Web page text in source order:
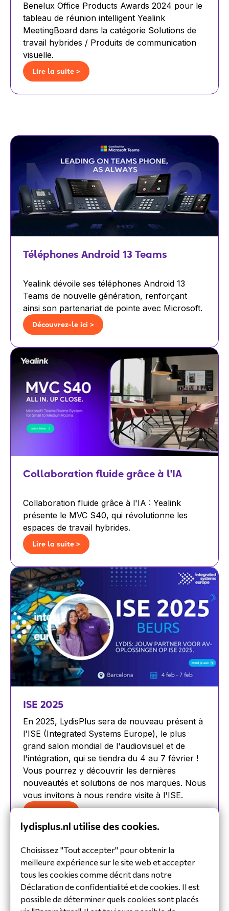
Benelux Office Products Awards 2024 pour le
tableau de réunion intelligent Yealink
MeetingBoard dans la catégorie Solutions de
travail hybrides / Produits de communication
visuelle.
Lire la suite >
Téléphones Android 13 Teams
Yealink dévoile ses téléphones Android 13
Teams de nouvelle génération, renforçant
ainsi son partenariat de pointe avec Microsoft.
Découvrez-le ici >
Collaboration fluide grâce à l'IA
Collaboration fluide grâce à l'IA : Yealink
présente le MVC S40, qui révolutionne les
espaces de travail hybrides.
Lire la suite >
ISE 2025
En 2025, LydisPlus sera de nouveau présent à
l'ISE (Integrated Systems Europe), le plus
grand salon mondial de l'audiovisuel et de
l'intégration, qui se tiendra du 4 au 7 février !
Vous pourrez y découvrir les dernières
nouveautés et solutions de nos marques. Nous
vous invitons à nous rendre visite à l'ISE.
lydisplus.nl utilise des cookies.
Choisissez "Tout accepter" pour obtenir la
meilleure expérience sur le site web et accepter
tous les cookies comme décrit dans notre
Déclaration de confidentialité et de cookies. Il est
possible de déterminer quels cookies sont placés